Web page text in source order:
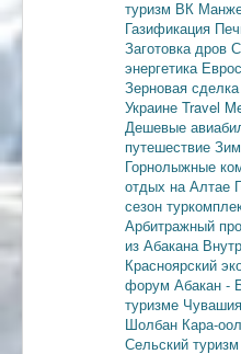
туризм ВК
Газификация
Заготовка дров
энергетика
Зерновая сделка
Украине Travel
Дешевые
путешествие
Горнолыжные
отдых на Алтае
сезон
Арбитражный
из Абакана
Красноярский
форум Абакан -
туризме
Шолбан Кара-оол
Сельский туризм